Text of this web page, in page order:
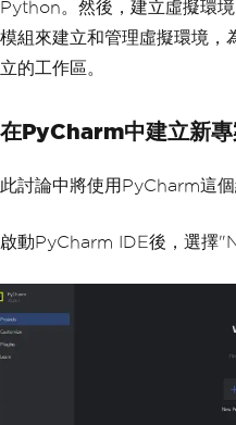
Python。然後，建立虛擬環
模組來建立和管理虛擬環境，
立的工作區。
在PyCharm中建立新
此討論中將使用PyCharm這
啟動PyCharm IDE後，選擇